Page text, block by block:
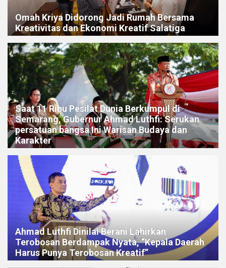
Omah Kriya Didorong Jadi Rumah Bersama
Kreativitas dan Ekonomi Kreatif Salatiga
Saat 11 Ribu Pesilat Dunia Berkumpul di
Semarang, Gubernur Ahmad Luthfi: Serukan
persatuan bangsa Ini Warisan Budaya dan
Karakter
Ahmad Luthfi Dinilai Berani Lahirkan
Terobosan Berdampak Nyata, “Kepala Daerah
Harus Punya Terobosan Kreatif”